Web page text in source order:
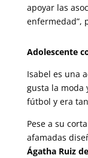
apoyar las
enfermedad”,
Adolescente
Isabel es una
gusta la moda
fútbol y era
Pese a su
afamadas
Ágatha Ruiz